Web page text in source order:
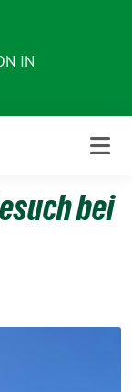
IN
bei